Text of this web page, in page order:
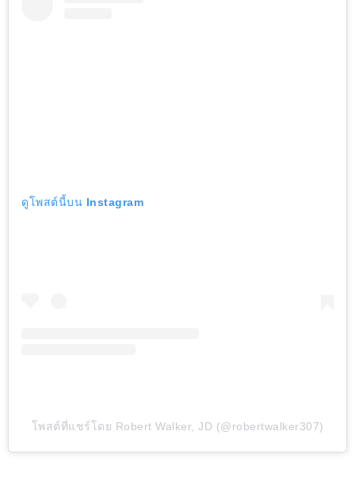
ดูโพสต์นี้บน Instagram
โพสต์ที่แชร์โดย Robert Walker, JD (@robertwalker307)